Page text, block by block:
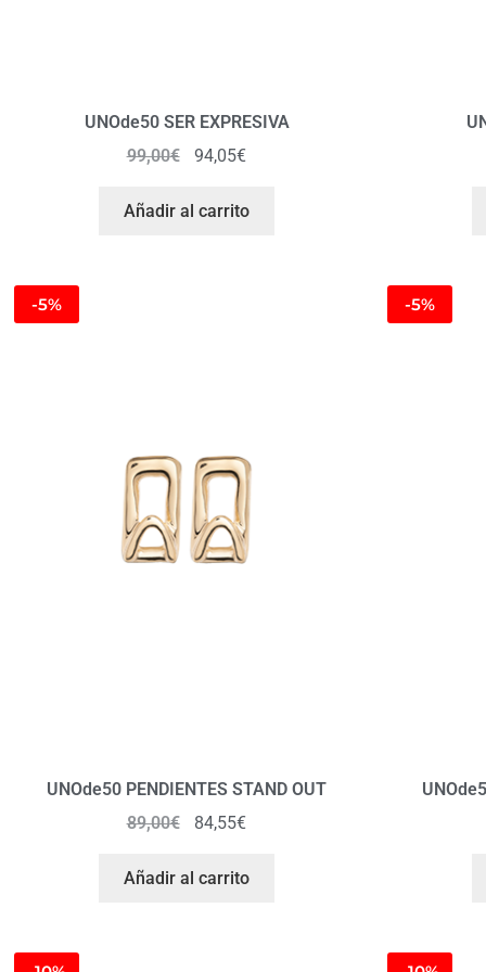
UNOde50 SER EXPRESIVA
99,00€ 94,05€
Añadir al carrito
-5%
UNOde50 PENDIENTES STAND OUT
89,00€ 84,55€
Añadir al carrito
-5%